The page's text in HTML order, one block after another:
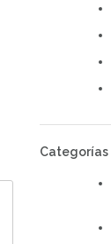
Categorías